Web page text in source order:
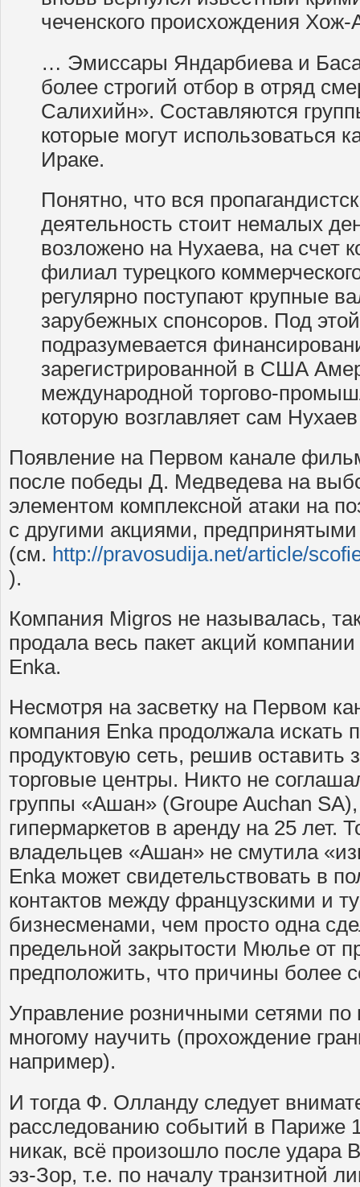
чеченского происхождения
… Эмиссары Яндарбиева и
более строгий отбор в отряд
Салихийн». Составляются
которые могут использоваться
Ираке.
Понятно, что вся
деятельность стоит немалых
возложено на Нухаева, на счет
филиал турецкого
регулярно поступают крупные
зарубежных спонсоров. Под
подразумевается
зарегистрированной в США
международной торгово-
которую возглавляет сам
Появление на Первом канале
после победы Д. Медведева на
элементом комплексной атаки на
с другими акциями,
(см. http://pravosudija.net/article/
).
Компания Migros не называлась,
продала весь пакет акций
Enka.
Несмотря на засветку на Первом
компания Enka продолжала искать
продуктовую сеть, решив оставить
торговые центры. Никто не
группы «Ашан» (Groupe Auchan
гипермаркетов в аренду на 25
владельцев «Ашан» не смутила
Enka может свидетельствовать в
контактов между французскими и
бизнесменами, чем просто одна
предельной закрытости Мюлье от
предположить, что причины более
Управление розничными сетями
многому научить (прохождение
например).
И тогда Ф. Олланду следует
расследованию событий в Париже
никак, всё произошло после
эз-Зор, т.е. по началу транзитной